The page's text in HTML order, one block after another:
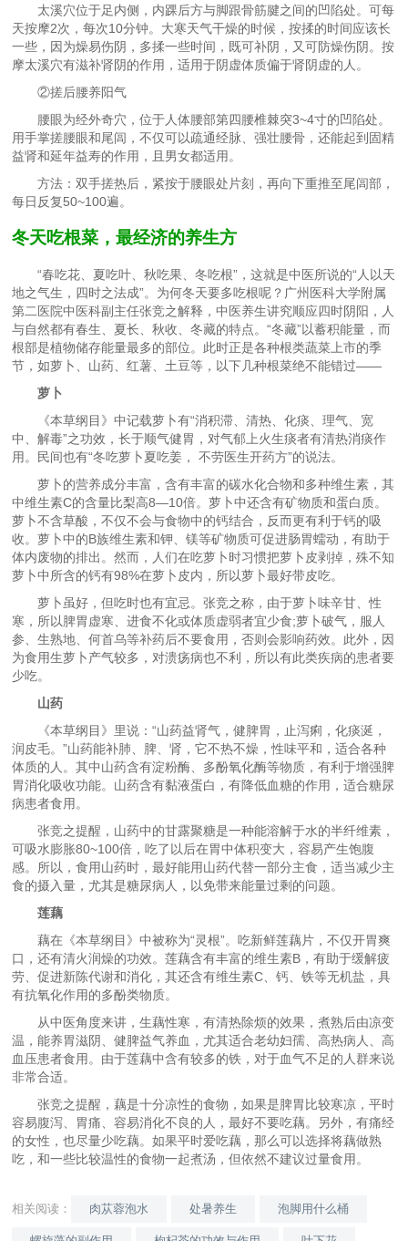
太溪穴位于足内侧，内踝后方与脚跟骨筋腱之间的凹陷处。可每
天按摩2次，每次10分钟。大寒天气干燥的时候，按揉的时间应该长
一些，因为燥易伤阴，多揉一些时间，既可补阴，又可防燥伤阴。按
摩太溪穴有滋补肾阴的作用，适用于阴虚体质偏于肾阴虚的人。
②搓后腰养阳气
腰眼为经外奇穴，位于人体腰部第四腰椎棘突3~4寸的凹陷处。
用手掌搓腰眼和尾闾，不仅可以疏通经脉、强壮腰骨，还能起到固精
益肾和延年益寿的作用，且男女都适用。
方法：双手搓热后，紧按于腰眼处片刻，再向下重推至尾闾部，
每日反复50~100遍。
冬天吃根菜，最经济的养生方
“春吃花、夏吃叶、秋吃果、冬吃根”，这就是中医所说的“人以天
地之气生，四时之法成”。为何冬天要多吃根呢？广州医科大学附属
第二医院中医科副主任张竞之解释，中医养生讲究顺应四时阴阳，人
与自然都有春生、夏长、秋收、冬藏的特点。“冬藏”以蓄积能量，而
根部是植物储存能量最多的部位。此时正是各种根类蔬菜上市的季
节，如萝卜、山药、红薯、土豆等，以下几种根菜绝不能错过——
萝卜
《本草纲目》中记载萝卜有“消积滞、清热、化痰、理气、宽
中、解毒”之功效，长于顺气健胃，对气郁上火生痰者有清热消痰作
用。民间也有“冬吃萝卜夏吃姜， 不劳医生开药方”的说法。
萝卜的营养成分丰富，含有丰富的碳水化合物和多种维生素，其
中维生素C的含量比梨高8—10倍。萝卜中还含有矿物质和蛋白质。
萝卜不含草酸，不仅不会与食物中的钙结合，反而更有利于钙的吸
收。萝卜中的B族维生素和钾、镁等矿物质可促进肠胃蠕动，有助于
体内废物的排出。然而，人们在吃萝卜时习惯把萝卜皮剥掉，殊不知
萝卜中所含的钙有98%在萝卜皮内，所以萝卜最好带皮吃。
萝卜虽好，但吃时也有宜忌。张竞之称，由于萝卜味辛甘、性
寒，所以脾胃虚寒、进食不化或体质虚弱者宜少食;萝卜破气，服人
参、生熟地、何首乌等补药后不要食用，否则会影响药效。此外，因
为食用生萝卜产气较多，对溃疡病也不利，所以有此类疾病的患者要
少吃。
山药
《本草纲目》里说：“山药益肾气，健脾胃，止泻痢，化痰涎，
润皮毛。”山药能补肺、脾、肾，它不热不燥，性味平和，适合各种
体质的人。其中山药含有淀粉酶、多酚氧化酶等物质，有利于增强脾
胃消化吸收功能。山药含有黏液蛋白，有降低血糖的作用，适合糖尿
病患者食用。
张竞之提醒，山药中的甘露聚糖是一种能溶解于水的半纤维素，
可吸水膨胀80~100倍，吃了以后在胃中体积变大，容易产生饱腹
感。所以，食用山药时，最好能用山药代替一部分主食，适当减少主
食的摄入量，尤其是糖尿病人，以免带来能量过剩的问题。
莲藕
藕在《本草纲目》中被称为“灵根”。吃新鲜莲藕片，不仅开胃爽
口，还有清火润燥的功效。莲藕含有丰富的维生素B，有助于缓解疲
劳、促进新陈代谢和消化，其还含有维生素C、钙、铁等无机盐，具
有抗氧化作用的多酚类物质。
从中医角度来讲，生藕性寒，有清热除烦的效果，煮熟后由凉变
温，能养胃滋阴、健脾益气养血，尤其适合老幼妇孺、高热病人、高
血压患者食用。由于莲藕中含有较多的铁，对于血气不足的人群来说
非常合适。
张竞之提醒，藕是十分凉性的食物，如果是脾胃比较寒凉，平时
容易腹泻、胃痛、容易消化不良的人，最好不要吃藕。另外，有痛经
的女性，也尽量少吃藕。如果平时爱吃藕，那么可以选择将藕做熟
吃，和一些比较温性的食物一起煮汤，但依然不建议过量食用。
相关阅读： 肉苁蓉泡水 处暑养生 泡脚用什么桶